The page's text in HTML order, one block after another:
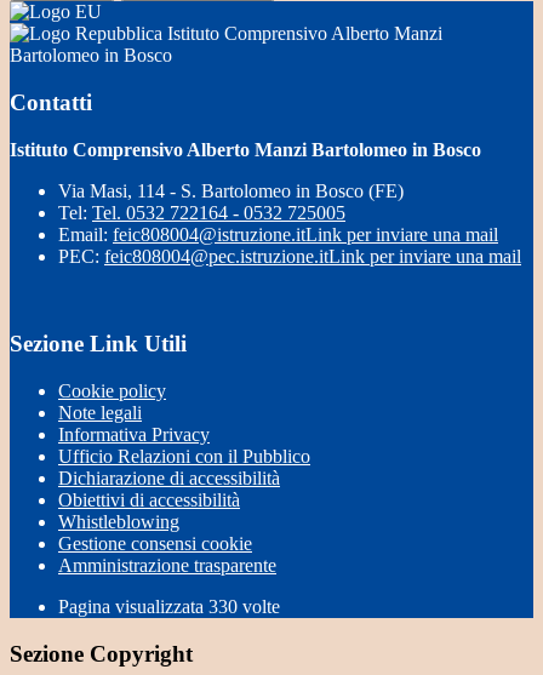
Istituto Comprensivo Alberto Manzi
Bartolomeo in Bosco
Contatti
Istituto Comprensivo Alberto Manzi Bartolomeo in Bosco
Via Masi, 114 - S. Bartolomeo in Bosco (FE)
Tel: Tel. 0532 722164 - 0532 725005
Email: feic808004@istruzione.itLink per inviare una mail
PEC: feic808004@pec.istruzione.itLink per inviare una mail
Sezione Link Utili
Cookie policy
Note legali
Informativa Privacy
Ufficio Relazioni con il Pubblico
Dichiarazione di accessibilità
Obiettivi di accessibilità
Whistleblowing
Gestione consensi cookie
Amministrazione trasparente
Pagina visualizzata 330 volte
Sezione Copyright